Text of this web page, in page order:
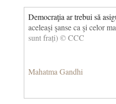
Democraţia ar trebui să
aceleaşi şanse ca şi celor
sunt frați) © CCC
Mahatma Gandhi